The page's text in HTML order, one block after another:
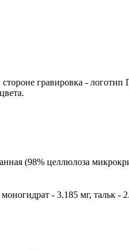
гравировка -
(98% целлюлоза
- 3.185 мг, тальк -